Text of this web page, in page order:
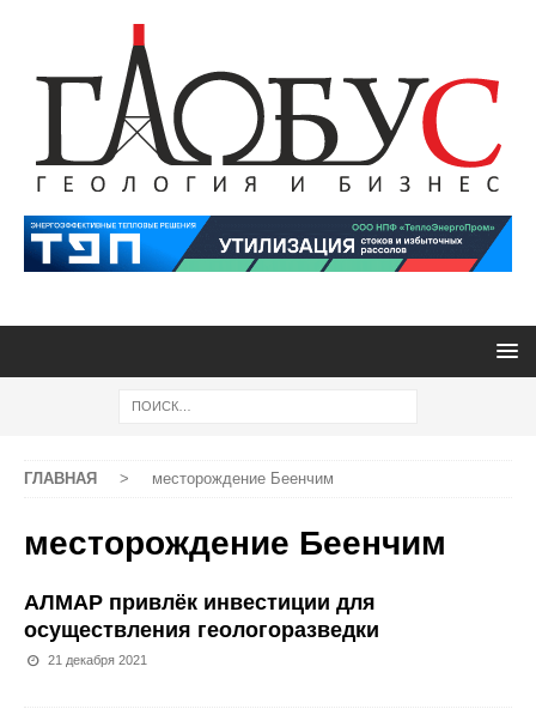
ГЛАВНАЯ > месторождение Беенчим
месторождение Беенчим
АЛМАР привлёк инвестиции для
осуществления геологоразведки
21 декабря 2021